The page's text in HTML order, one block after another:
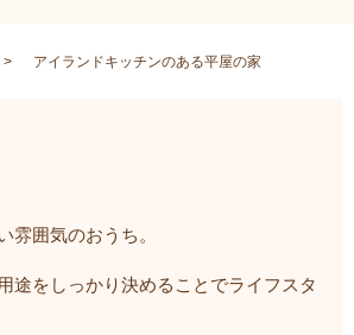
アイランドキッチンのある平屋の家
雰囲気のおうち。
途をしっかり決めることでライフスタ